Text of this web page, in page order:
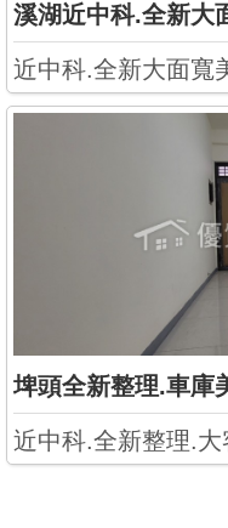
溪湖近中科.全新大
近中科.全新大面寬
埤頭全新整理.車庫
近中科.全新整理.大